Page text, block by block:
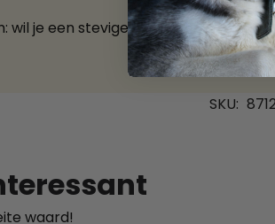
wil je een stevige kluif waar je hond
SKU:
waard!